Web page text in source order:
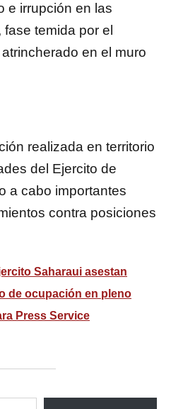
e irrupción en las
temida por el
en el muro
realizada en territorio
del Ejercito de
a cabo importantes
contra posiciones
Saharaui asestan
de ocupación en pleno
Press Service